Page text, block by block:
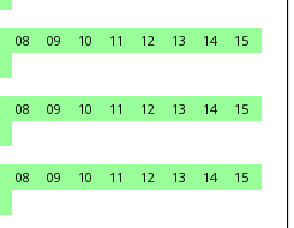
08 09 10 11 12 13 14
15
08 09 10 11 12 13 14
15
08 09 10 11 12 13 14
15